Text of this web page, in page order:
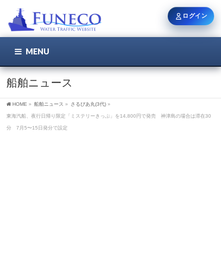
MENU
船舶ニュース
HOME » 船舶ニュース » さるびあ丸(3代) »
東海汽船、夜行日帰り限定「ミステリーきっぷ」を14,800円で発売 神津島の場合は滞在30
分 7月5〜15日発分で設定
ログイン
ユーザー名 / メール